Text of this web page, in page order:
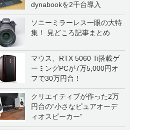
dynabookを2千台導入
ソニーミラーレス一眼の大特
集！ 見どころ記事まとめ
マウス、RTX 5060 Ti搭載ゲ
ーミングPCが7万5,000円オ
フで30万円台！
クリエイティブが作った2万
円台の“小さなピュアオーデ
ィオスピーカー”